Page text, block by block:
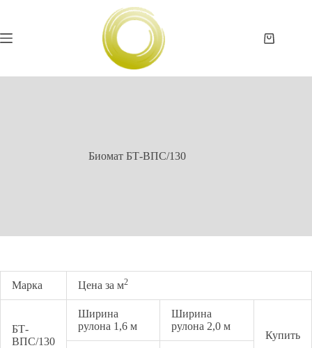
Корзина
Биомат БТ-ВПС/130
Марка Цена за м2
БТ-
ВПС/130
Ширина
рулона 1,6 м
Ширина
рулона 2,0 м
Купить